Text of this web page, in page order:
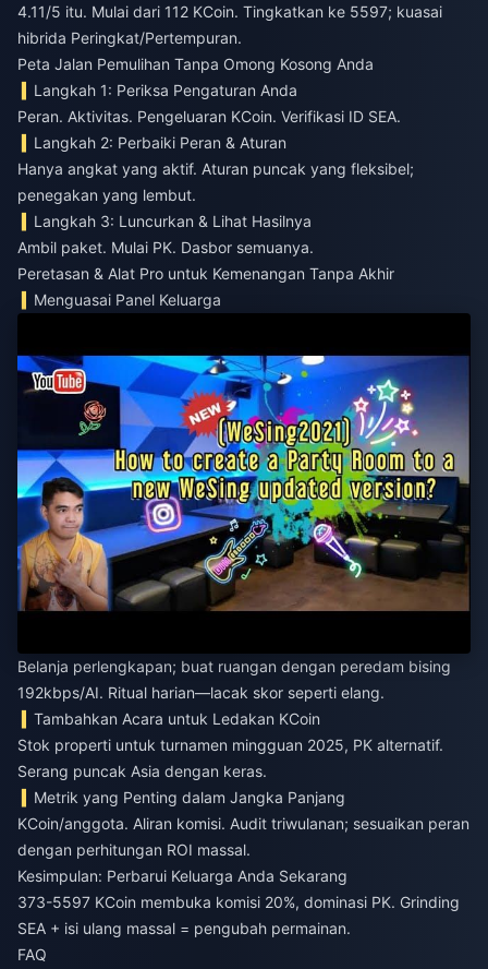
4.11/5 itu. Mulai dari 112 KCoin. Tingkatkan ke 5597; kuasai
hibrida Peringkat/Pertempuran.
Peta Jalan Pemulihan Tanpa Omong Kosong Anda
Langkah 1: Periksa Pengaturan Anda
Peran. Aktivitas. Pengeluaran KCoin. Verifikasi ID SEA.
Langkah 2: Perbaiki Peran & Aturan
Hanya angkat yang aktif. Aturan puncak yang fleksibel;
penegakan yang lembut.
Langkah 3: Luncurkan & Lihat Hasilnya
Ambil paket. Mulai PK. Dasbor semuanya.
Peretasan & Alat Pro untuk Kemenangan Tanpa Akhir
Menguasai Panel Keluarga
Belanja perlengkapan; buat ruangan dengan peredam bising
192kbps/AI. Ritual harian—lacak skor seperti elang.
Tambahkan Acara untuk Ledakan KCoin
Stok properti untuk turnamen mingguan 2025, PK alternatif.
Serang puncak Asia dengan keras.
Metrik yang Penting dalam Jangka Panjang
KCoin/anggota. Aliran komisi. Audit triwulanan; sesuaikan peran
dengan perhitungan ROI massal.
Kesimpulan: Perbarui Keluarga Anda Sekarang
373-5597 KCoin membuka komisi 20%, dominasi PK. Grinding
SEA + isi ulang massal = pengubah permainan.
FAQ